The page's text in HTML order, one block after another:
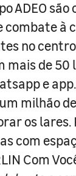
ADEO
combate à
no
de 50
e app.
milhão
os lares.
com
Com